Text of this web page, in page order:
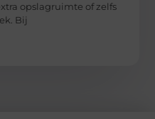
opslagruimte of zelfs
Bij